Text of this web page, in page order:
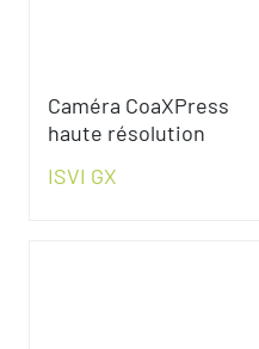
Caméra CoaXPress
haute résolution
ISVI GX